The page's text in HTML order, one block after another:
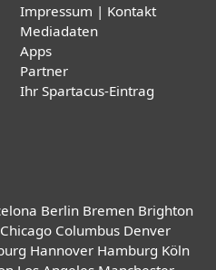
Impressum | Kontakt
Mediadaten
Apps
Partner
Ihr Spartacus-Eintrag
Berlin Bremen Brighton
Chicago Columbus Denver
Hannover Hamburg Köln